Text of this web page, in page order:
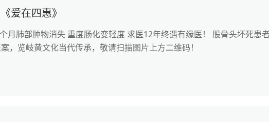
爱在四惠》
月肺部肿物消失 重度肠化变轻度 求医12年终遇有缘医！ 股骨头坏死患
，览岐黄文化当代传承，敬请扫描图片上方二维码！